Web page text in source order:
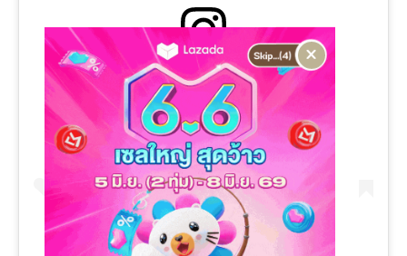
View this post on Instagram
รอพิธีบูชาดาว #กินเจปี62
×